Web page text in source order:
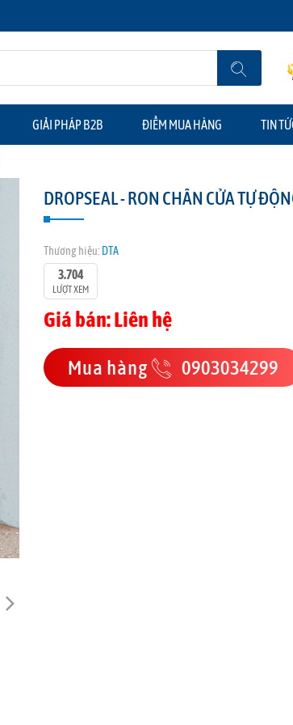
GIẢI PHÁP B2B ĐIỂM MUA HÀNG TIN
DROPSEAL - RON CHÂN CỬA TỰ
Thương hiệu: DTA
3.704
LƯỢT XEM
Giá bán: Liên hệ
Mua hàng 0903034299